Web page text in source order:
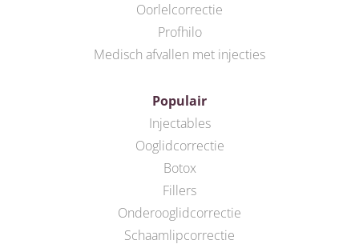
Oorlelcorrectie
Profhilo
Medisch afvallen met injecties
Populair
Injectables
Ooglidcorrectie
Botox
Fillers
Onderooglidcorrectie
Schaamlipcorrectie